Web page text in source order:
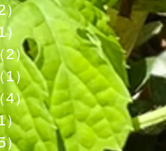
）2件の記事
1件の記事
2）2件の記事
1）1件の記事
4）4件の記事
）1件の記事
）5件の記事